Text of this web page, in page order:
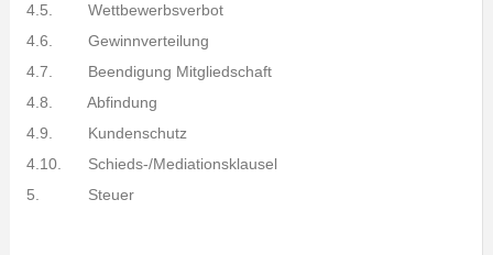
4.5. Wettbewerbsverbot
4.6. Gewinnverteilung
4.7. Beendigung Mitgliedschaft
4.8. Abfindung
4.9. Kundenschutz
4.10. Schieds-/Mediationsklausel
5. Steuer